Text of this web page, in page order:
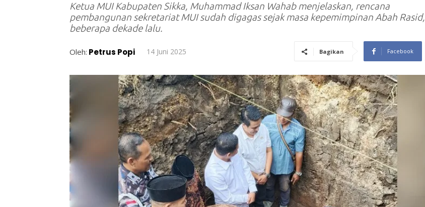
Ketua MUI Kabupaten Sikka, Muhammad Iksan Wahab menjelaskan, rencana
pembangunan sekretariat MUI sudah digagas sejak masa kepemimpinan Abah Rasid,
beberapa dekade lalu.
Oleh: Petrus Popi 14 Juni 2025 Bagikan Facebook